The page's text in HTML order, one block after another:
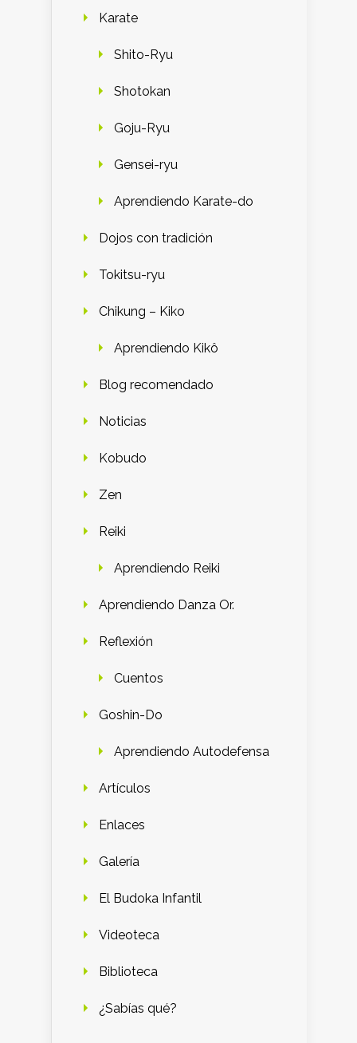
Karate
Shito-Ryu
Shotokan
Goju-Ryu
Gensei-ryu
Aprendiendo Karate-do
Dojos con tradición
Tokitsu-ryu
Chikung – Kiko
Aprendiendo Kikô
Blog recomendado
Noticias
Kobudo
Zen
Reiki
Aprendiendo Reiki
Aprendiendo Danza Or.
Reflexión
Cuentos
Goshin-Do
Aprendiendo Autodefensa
Artículos
Enlaces
Galería
El Budoka Infantil
Videoteca
Biblioteca
¿Sabías qué?